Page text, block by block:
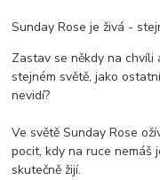
Sunday Rose je živá -
Zastav se někdy na chvíli
stejném světě, jako
nevidí?
Ve světě Sunday Rose
pocit, kdy na ruce nemáš
skutečně žijí.